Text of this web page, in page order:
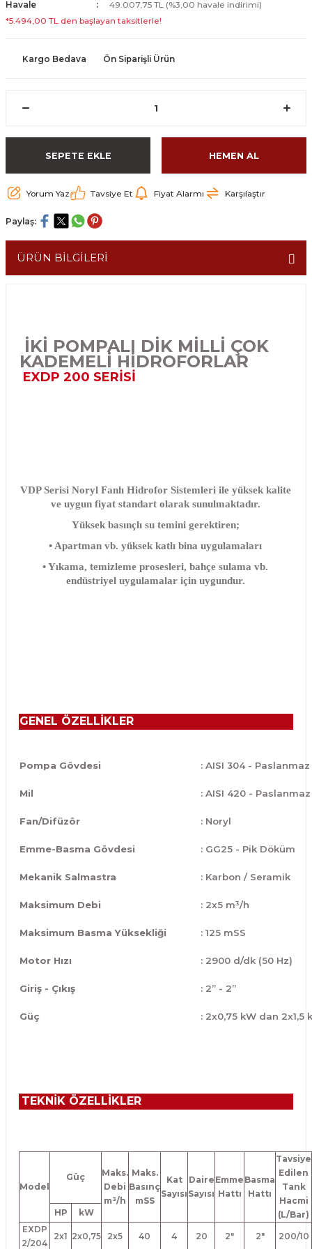
Havale
49.007,75 TL (%3,00 havale indirimi)
*5.494,00 TL den başlayan taksitlerle!
Kargo Bedava Ön Siparişli Ürün
SEPETE EKLE HEMEN AL
Yorum Yaz Tavsiye Et Fiyat Alarmı Karşılaştır
Paylaş:
ÜRÜN BİLGİLERİ
İKİ POMPALI DİK MİLLİ ÇOK
KADEMELİ HİDROFORLAR
EXDP 200 SERİSİ
VDP Serisi Noryl Fanlı Hidrofor Sistemleri ile yüksek kalite
ve uygun fiyat standart olarak sunulmaktadır.
Yüksek basınçlı su temini gerektiren;
• Apartman vb. yüksek katlı bina uygulamaları
• Yıkama, temizleme prosesleri, bahçe sulama vb.
endüstriyel uygulamalar için uygundur.
GENEL ÖZELLİKLER
Pompa Gövdesi : AISI 304 -
Mil : AISI 420 -
Fan/Difüzör : Noryl
Emme-Basma Gövdesi : GG25 - Pik Döküm
Mekanik Salmastra : Karbon / Seramik
Maksimum Debi : 2x5 m³/h
Maksimum Basma Yüksekliği : 125 mSS
Motor Hızı : 2900 d/dk (50 Hz)
Giriş - Çıkış : 2” - 2”
Güç : 2x0,75 kW dan 2x1,5
TEKNİK ÖZELLİKLER
Model
Güç
Maks.
Debi
m³/h
Maks.
Basınç
mSS
Kat
Sayısı
Daire
Sayısı
Emme
Hattı
Basma
Hattı
Tavsiye
Edilen
Tank
Hacmi
(L/Bar)
HP
kW
EXDP
2/204
2x1 2x0,75 2x5 40 4 20 2" 2" 200/10